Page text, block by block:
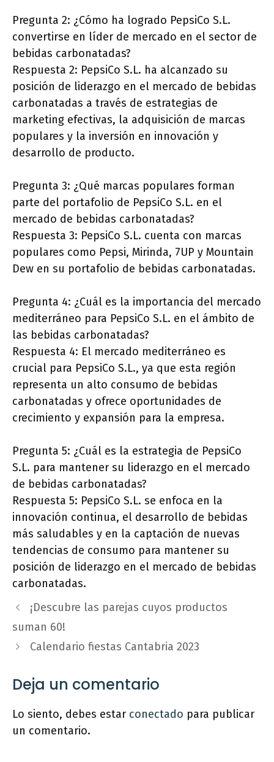
Pregunta 2: ¿Cómo ha logrado PepsiCo S.L.
convertirse en líder de mercado en el sector de
bebidas carbonatadas?
Respuesta 2: PepsiCo S.L. ha alcanzado su
posición de liderazgo en el mercado de bebidas
carbonatadas a través de estrategias de
marketing efectivas, la adquisición de marcas
populares y la inversión en innovación y
desarrollo de producto.
Pregunta 3: ¿Qué marcas populares forman
parte del portafolio de PepsiCo S.L. en el
mercado de bebidas carbonatadas?
Respuesta 3: PepsiCo S.L. cuenta con marcas
populares como Pepsi, Mirinda, 7UP y Mountain
Dew en su portafolio de bebidas carbonatadas.
Pregunta 4: ¿Cuál es la importancia del mercado
mediterráneo para PepsiCo S.L. en el ámbito de
las bebidas carbonatadas?
Respuesta 4: El mercado mediterráneo es
crucial para PepsiCo S.L., ya que esta región
representa un alto consumo de bebidas
carbonatadas y ofrece oportunidades de
crecimiento y expansión para la empresa.
Pregunta 5: ¿Cuál es la estrategia de PepsiCo
S.L. para mantener su liderazgo en el mercado
de bebidas carbonatadas?
Respuesta 5: PepsiCo S.L. se enfoca en la
innovación continua, el desarrollo de bebidas
más saludables y en la captación de nuevas
tendencias de consumo para mantener su
posición de liderazgo en el mercado de bebidas
carbonatadas.
¡Descubre las parejas cuyos productos
suman 60!
Calendario fiestas Cantabria 2023
Deja un comentario
Lo siento, debes estar conectado para publicar
un comentario.